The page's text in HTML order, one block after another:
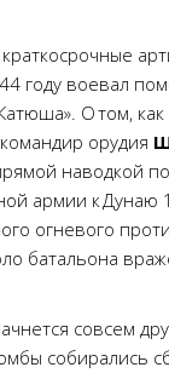
году воевал
О том,
орудия
наводкой
армии к Дунаю
огневого
батальона
совсем
собирались